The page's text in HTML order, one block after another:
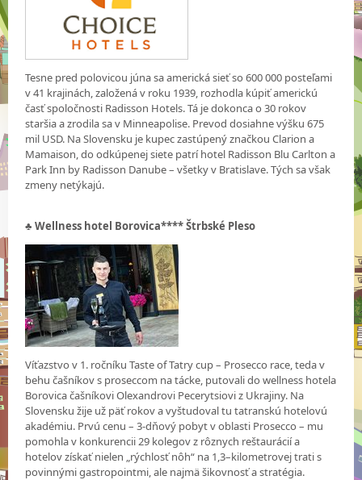
Tesne pred polovicou júna sa americká sieť so 600 000 posteľami
v 41 krajinách, založená v roku 1939, rozhodla kúpiť americkú
časť spoločnosti Radisson Hotels. Tá je dokonca o 30 rokov
staršia a zrodila sa v Minneapolise. Prevod dosiahne výšku 675
mil USD. Na Slovensku je kupec zastúpený značkou Clarion a
Mamaison, do odkúpenej siete patrí hotel Radisson Blu Carlton a
Park Inn by Radisson Danube – všetky v Bratislave. Tých sa však
zmeny netýkajú.
♣ Wellness hotel Borovica**** Štrbské Pleso
Víťazstvo v 1. ročníku Taste of Tatry cup – Prosecco race, teda v
behu čašníkov s proseccom na tácke, putovali do wellness hotela
Borovica čašníkovi Olexandrovi Pecerytsiovi z Ukrajiny. Na
Slovensku žije už päť rokov a vyštudoval tu tatranskú hotelovú
akadémiu. Prvú cenu – 3-dňový pobyt v oblasti Prosecco – mu
pomohla v konkurencii 29 kolegov z rôznych reštaurácií a
hotelov získať nielen „rýchlosť nôh“ na 1,3–kilometrovej trati s
povinnými gastropointmi, ale najmä šikovnosť a stratégia.